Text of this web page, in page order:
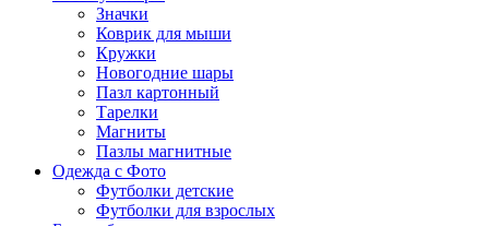
Значки
Коврик для мыши
Кружки
Новогодние шары
Пазл картонный
Тарелки
Магниты
Пазлы магнитные
Одежда с Фото
Футболки детские
Футболки для взрослых